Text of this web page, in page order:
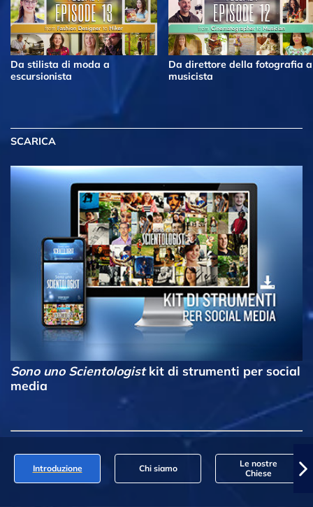
Da stilista di moda a
escursionista
Da direttore della fotografia a
musicista
SCARICA
Sono uno Scientologistkit di strumenti per social
media
Introduzione Chi siamo
Le nostre
Chiese